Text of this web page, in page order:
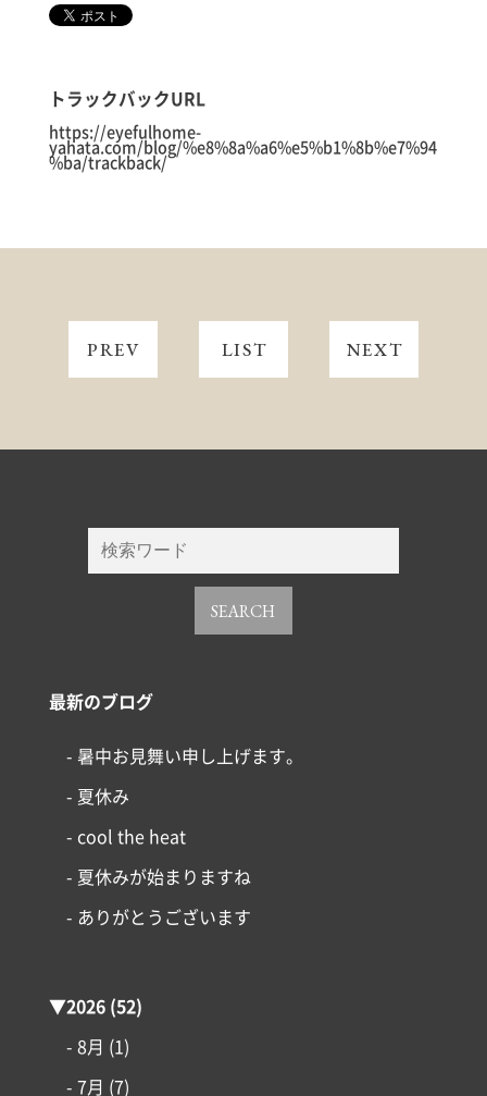
トラックバックURL
https://eyefulhome-
yahata.com/blog/%e8%8a%a6%e5%b1%8b%e7%94
%ba/trackback/
SEARCH
最新のブログ
- 暑中お見舞い申し上げます。
- 夏休み
- cool the heat
- 夏休みが始まりますね
- ありがとうございます
▼2026(52)
- 8月 (1)
- 7月 (7)
PREV LIST NEXT